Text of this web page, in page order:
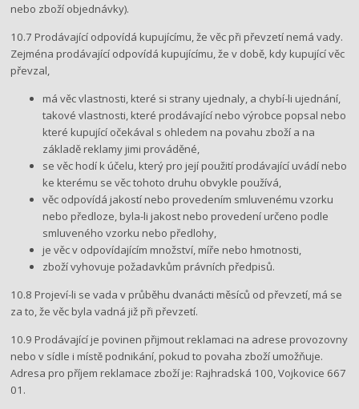
nebo zboží objednávky).
10.7 Prodávající odpovídá kupujícímu, že věc při převzetí nemá vady.
Zejména prodávající odpovídá kupujícímu, že v době, kdy kupující věc
převzal,
má věc vlastnosti, které si strany ujednaly, a chybí-li ujednání,
takové vlastnosti, které prodávající nebo výrobce popsal nebo
které kupující očekával s ohledem na povahu zboží a na
základě reklamy jimi prováděné,
se věc hodí k účelu, který pro její použití prodávající uvádí nebo
ke kterému se věc tohoto druhu obvykle používá,
věc odpovídá jakostí nebo provedením smluvenému vzorku
nebo předloze, byla-li jakost nebo provedení určeno podle
smluveného vzorku nebo předlohy,
je věc v odpovídajícím množství, míře nebo hmotnosti,
zboží vyhovuje požadavkům právních předpisů.
10.8 Projeví-li se vada v průběhu dvanácti měsíců od převzetí, má se
za to, že věc byla vadná již při převzetí.
10.9 Prodávající je povinen přijmout reklamaci na adrese provozovny
nebo v sídle i místě podnikání, pokud to povaha zboží umožňuje.
Adresa pro příjem reklamace zboží je: ​Rajhradská 100, Vojkovice 667
01.